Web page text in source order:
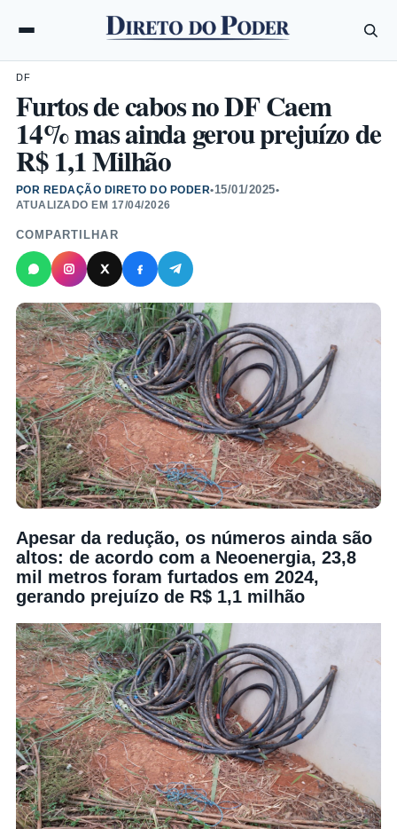
DF
Furtos de cabos no DF Caem
14% mas ainda gerou prejuízo de
R$ 1,1 Milhão
POR REDAÇÃO DIRETO DO PODER•15/01/2025•
ATUALIZADO EM 17/04/2026
COMPARTILHAR
Apesar da redução, os números ainda são
altos: de acordo com a Neoenergia, 23,8
mil metros foram furtados em 2024,
gerando prejuízo de R$ 1,1 milhão